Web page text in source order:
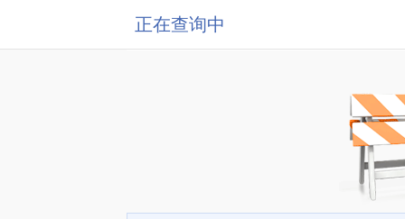
正在查询中